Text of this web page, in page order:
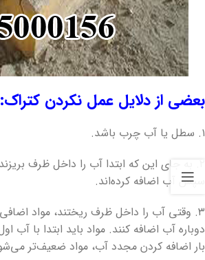
بعضی از دلایل عمل نکردن کتراک:
۱. سطل یا آب چرب باشد.
۲. به جای این که ابتدا آب را داخل ظرف
سپس آب اضافه کرده‌اند.
۳. وقتی آب را داخل ظرف ریختند، مواد
دوباره آب اضافه کنند. مواد باید ابتدا با آب
بار اضافه کردن مجدد آب، مواد ضعیف‌تر